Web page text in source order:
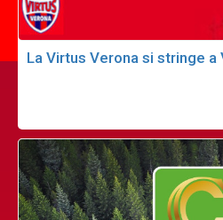
La Virtus Verona si stringe